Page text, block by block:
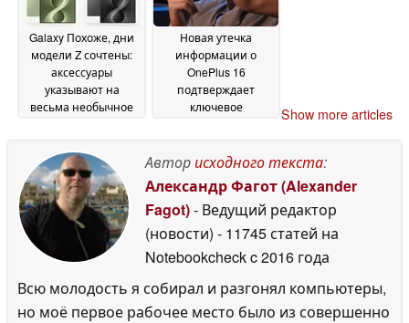
другое
30 June 2026
Galaxy Похоже, дни
модели Z сочтены:
аксессуары
указывают на
весьма необычное
Ultra от Samsung
June 2026
Новая утечка
информации о
OnePlus 16
подтверждает
ключевое
флагмана29 June 2026
Show more articles
Авторисходного текста:
Александр Фагот (Alexander
Fagot)- Ведущий редактор
(новости) - 11745 статей на
Notebookcheckc 2016 года
Всю молодость я собирал и разгонял компьютеры,
но моё первое рабочее место было из совершенно